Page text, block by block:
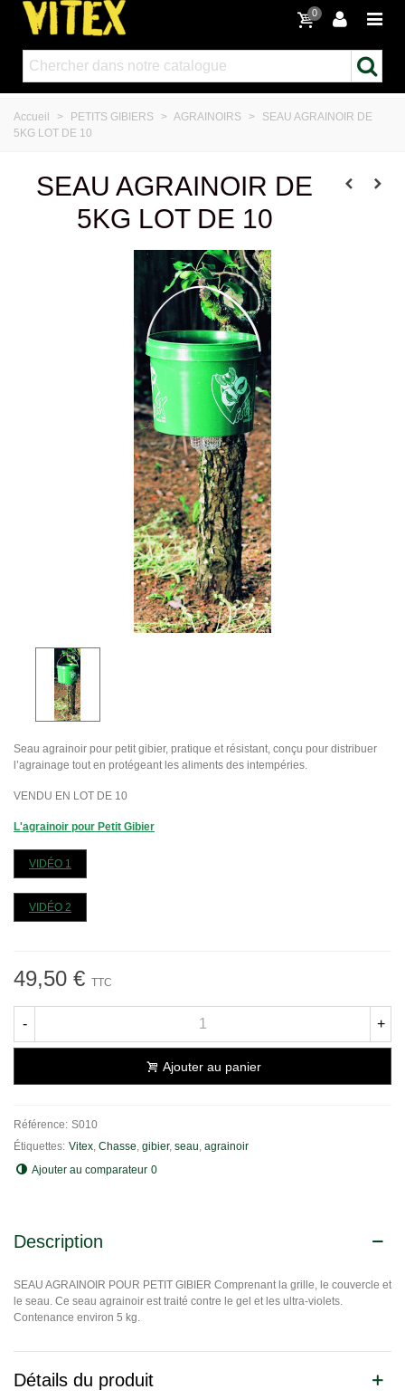
0
Accueil > PETITS GIBIERS > AGRAINOIRS >
SEAU AGRAINOIR DE
5KG LOT DE 10
SEAU AGRAINOIR DE
5KG LOT DE 10
Seau agrainoir pour petit gibier, pratique et résistant, conçu pour distribuer
l’agrainage tout en protégeant les aliments des intempéries.
VENDU EN LOT DE 10
L'agrainoir pour Petit Gibier
VIDÉO 1
VIDÉO 2
49,50 € TTC
- +
Ajouter au panier
Référence: S010
Étiquettes: Vitex, Chasse, gibier, seau, agrainoir
Ajouter au comparateur 0
Description
SEAU AGRAINOIR POUR PETIT GIBIER Comprenant la grille, le couvercle et
le seau. Ce seau agrainoir est traité contre le gel et les ultra-violets.
Contenance environ 5 kg.
Détails du produit